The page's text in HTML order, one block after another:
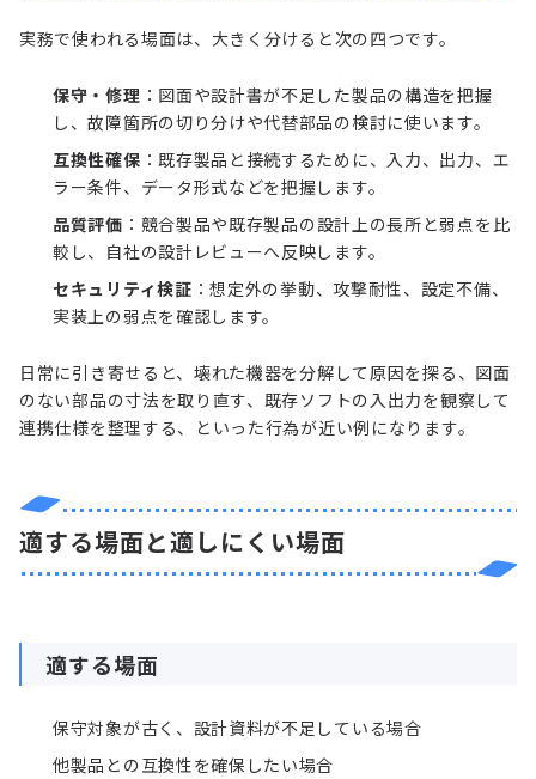
実務で使われる場面は、大きく分けると次の四つです。
保守・修理 ：図面や設計書が不足した製品の構造を把握
し、故障箇所の切り分けや代替部品の検討に使います。
互換性確保 ：既存製品と接続するために、入力、出力、エ
ラー条件、データ形式などを把握します。
品質評価 ：競合製品や既存製品の設計上の長所と弱点を比
較し、自社の設計レビューへ反映します。
セキュリティ検証 ：想定外の挙動、攻撃耐性、設定不備、
実装上の弱点を確認します。
日常に引き寄せると、壊れた機器を分解して原因を探る、図面
のない部品の寸法を取り直す、既存ソフトの入出力を観察して
連携仕様を整理する、といった行為が近い例になります。
適する場面と適しにくい場面
適する場面
保守対象が古く、設計資料が不足している場合
他製品との互換性を確保したい場合